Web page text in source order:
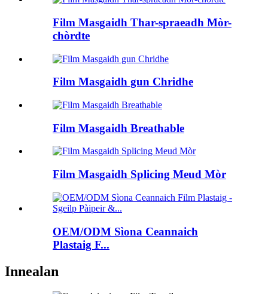
Film Masgaidh Thar-spraeadh Mòr-
chòrdte
Film Masgaidh gun Chridhe
Film Masgaidh Breathable
Film Masgaidh Splicing Meud Mòr
OEM/ODM Sìona Ceannaich
Plastaig F...
Innealan